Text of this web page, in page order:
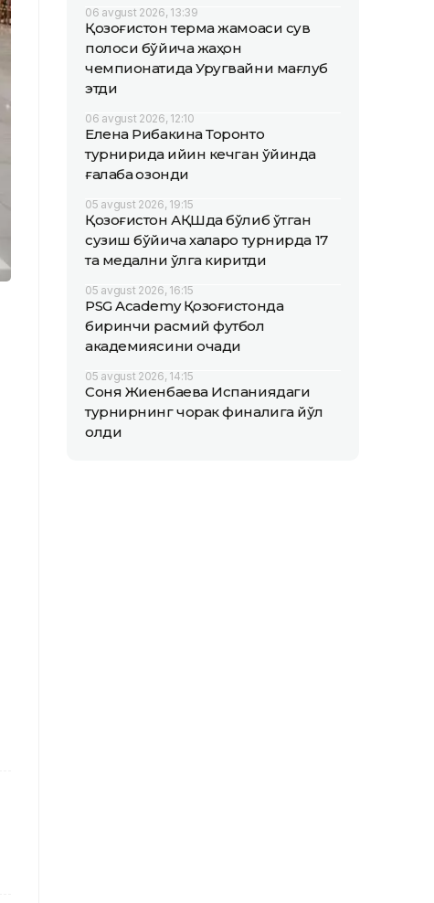
06 avgust 2026, 13:39
Қозоғистон терма жамоаси сув
полоси бўйича жаҳон
чемпионатида Уругвайни мағлуб
этди
06 avgust 2026, 12:10
Елена Рибакина Торонто
турнирида қийин кечган ўйинда
ғалаба қозонди
05 avgust 2026, 19:15
Қозоғистон АҚШда бўлиб ўтган
сузиш бўйича халқаро турнирда 17
та медални қўлга киритди
05 avgust 2026, 16:15
PSG Academy Қозоғистонда
биринчи расмий футбол
академиясини очади
05 avgust 2026, 14:15
Соня Жиенбаева Испаниядаги
турнирнинг чорак финалига йўл
олди